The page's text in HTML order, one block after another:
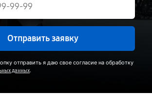
Отправить заявку
отправить я даю свое согласие на обработку
данных.